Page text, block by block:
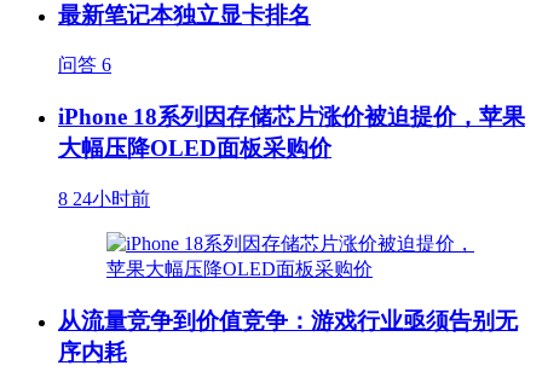
最新笔记本独立显卡排名
问答 6
iPhone 18系列因存储芯片涨价被迫提价，苹果
大幅压降OLED面板采购价
8 24小时前
从流量竞争到价值竞争：游戏行业亟须告别无
序内耗